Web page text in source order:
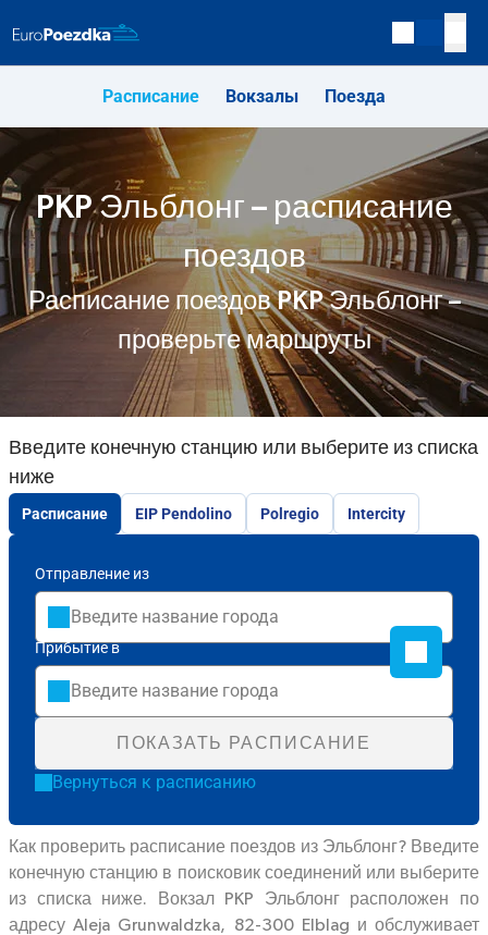
Расписание Вокзалы Поезда
PKP Эльблонг – расписание
поездов
Расписание поездов PKP Эльблонг –
проверьте маршруты
Введите конечную станцию или выберите из списка
ниже
Расписание EIP Pendolino Polregio Intercity
Отправление из
Прибытие в
ПОКАЗАТЬ РАСПИСАНИЕ
Вернуться к расписанию
Как проверить расписание поездов из Эльблонг? Введите
конечную станцию в поисковик соединений или выберите
из списка ниже. Вокзал PKP Эльблонг расположен по
адресу Aleja Grunwaldzka, 82-300 Elblag и обслуживает